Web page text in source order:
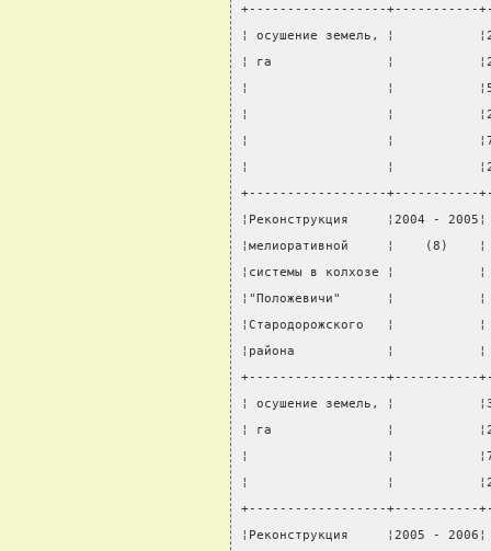
+------------------+-----------
¦ осушение земель, ¦
¦ га               ¦
¦                  ¦
¦                  ¦
¦                  ¦
¦                  ¦
+------------------+-----------
¦Реконструкция     ¦2004
¦мелиоративной     ¦
¦системы в колхозе ¦
¦"Положевичи"      ¦
¦Стародорожского   ¦
¦района            ¦
+------------------+-----------
¦ осушение земель, ¦
¦ га               ¦
¦                  ¦
¦                  ¦
+------------------+-----------
¦Реконструкция     ¦2005